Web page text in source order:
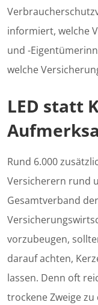
informiert, welche
und -
welche
LED statt
Rund 6.000
Versicherern rund
Gesamtverband
vorzubeugen,
darauf achten,
lassen. Denn oft
trockene Zweige